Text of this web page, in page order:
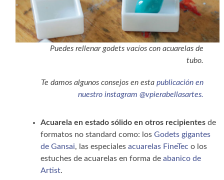
Puedes rellenar godets vacíos con acuarelas de
tubo.
Te damos algunos consejos en esta publicación en
nuestro instagram @vpierabellasartes.
Acuarela en estado sólido en otros recipientes de
formatos no standard como: losGodets gigantes
de Gansai, las especialesacuarelas FineTec o los
estuches de acuarelas en forma deabanico de
Artist.